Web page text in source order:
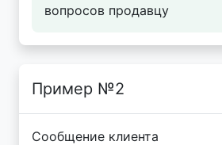
вопросов продавцу
Пример №2
Сообщение клиента